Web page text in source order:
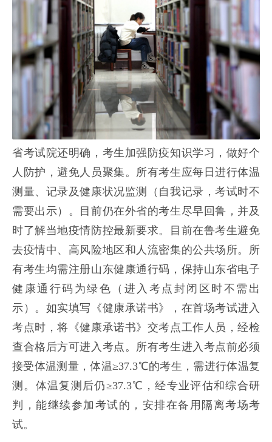
省考试院还明确，考生加强防疫知识学习，做好个
人防护，避免人员聚集。所有考生应每日进行体温
测量、记录及健康状况监测（自我记录，考试时不
需要出示）。目前仍在外省的考生尽早回鲁，并及
时了解当地疫情防控最新要求。目前在鲁考生避免
去疫情中、高风险地区和人流密集的公共场所。所
有考生均需注册山东健康通行码，保持山东省电子
健康通行码为绿色（进入考点封闭区时不需出
示）。如实填写《健康承诺书》，在首场考试进入
考点时，将《健康承诺书》交考点工作人员，经检
查合格后方可进入考点。所有考生进入考点前必须
接受体温测量，体温≥37.3℃的考生，需进行体温复
测。体温复测后仍≥37.3℃，经专业评估和综合研
判，能继续参加考试的，安排在备用隔离考场考
试。